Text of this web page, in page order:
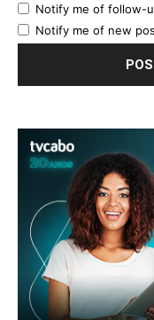
Notify me of follow-
Notify me of new